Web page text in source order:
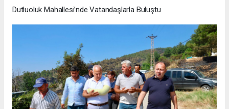
Dutluoluk Mahallesi’nde Vatandaşlarla Buluştu